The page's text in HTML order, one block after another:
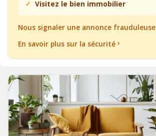
Visitez le bien immobilier
Nous signaler une annonce frauduleuse
En savoir plus sur la sécurité